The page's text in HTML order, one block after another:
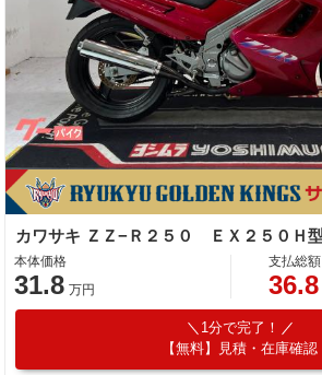
本体価格
31.8 万円
支払総額
36.8
1分で完了！
【無料】見積・在庫確認